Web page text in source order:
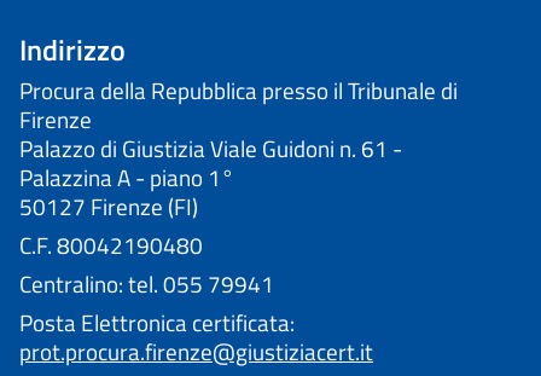
Indirizzo
Procura della Repubblica presso il Tribunale di
Firenze
Palazzo di Giustizia Viale Guidoni n. 61 -
Palazzina A - piano 1°
50127 Firenze (FI)
C.F. 80042190480
Centralino: tel. 055 79941
Posta Elettronica certificata:
prot.procura.firenze@giustiziacert.it